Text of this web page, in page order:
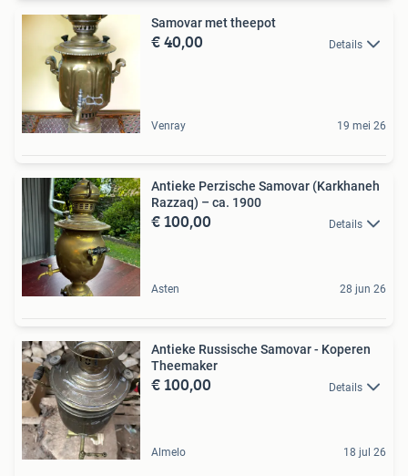
Samovar met theepot
€ 40,00 Details
Venray 19 mei 26
Antieke Perzische Samovar (Karkhaneh
Razzaq) – ca. 1900
€ 100,00 Details
Asten 28 jun 26
Antieke Russische Samovar - Koperen
Theemaker
€ 100,00 Details
Almelo 18 jul 26